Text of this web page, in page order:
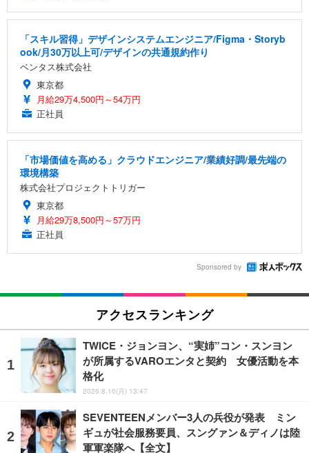
「スキル習得」デザインシステムエンジニア/Figma・Storyb
ook/月30万以上可/デザインの共通規約作り
ベンタス株式会社
東京都
月給29万4,500円～54万円
正社員
「市場価値を高める」クラウドエンジニア/業績好調/最先端の
環境構築
株式会社プロジェクトトリガー
東京都
月給29万8,500円～57万円
正社員
Sponsored by
アクセスランキング
TWICE・ジョンヨン、“実姉”コン・スンヨン
が所属するVAROエンタと契約 女優活動を本
格化
2026.8.10(月) 13:47
SEVENTEENメンバー3人の兵役が発表 ミン
ギュが社会服務要員、スングァン＆ディノは陸
軍軍楽隊へ【全文】